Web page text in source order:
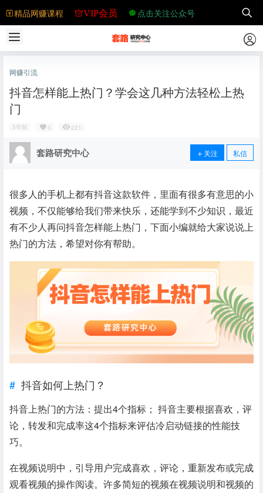
精品网赚课程 VIP会员 点击关注公众号
网赚引流
抖音怎样能上热门？学会这几种方法轻松上热
门
5年前 0 221
套路研究中心 关注 私信
很多人的手机上都有抖音这款软件，里面有很多有意思的小
视频，不仅能够给我们带来快乐，还能学到不少知识，最近
有不少人再问抖音怎样能上热门，下面小编就给大家说说上
热门的方法，希望对你有帮助。
抖音如何上热门？
抖音上热门的方法：提出4个指标； 抖音主要根据喜欢，评
论，转发和完成率这4个指标来评估冷启动链接的性能技
巧。
在视频说明中，引导用户完成喜欢，评论，重新发布或完成
观看视频的操作阅读。许多简短的视频在视频说明和视频的